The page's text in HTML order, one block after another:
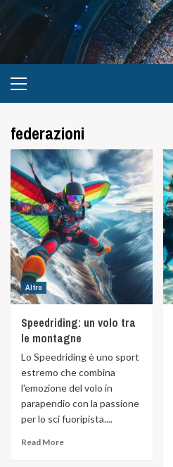
federazioni
Altro
Speedriding: un volo tra
le montagne
Lo Speedriding è uno sport
estremo che combina
l'emozione del volo in
parapendio con la passione
per lo sci fuoripista....
Read More